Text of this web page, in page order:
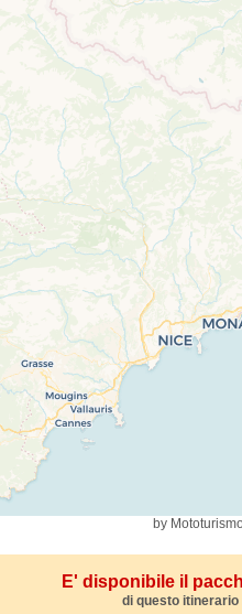
by
E' disponibile il
di questo itinerario